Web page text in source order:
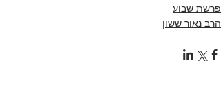
פרשת שבוע
הרב נאור ששון